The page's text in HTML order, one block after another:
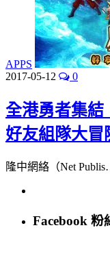
APPS
2017-05-12
0
全港勇者集結
好友組隊大
隆中網絡（Net
Facebook 粉